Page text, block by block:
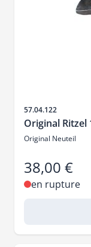
SKU
57.04.122
Original Ritzel
Original Neuteil
38,00 €
en rupture